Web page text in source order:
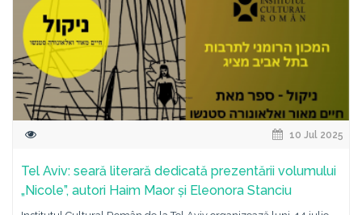
10 Jul 2025
Tel Aviv: seară literară dedicată prezentării volumului
„Nicole”, autori Haim Maor și Eleonora Stanciu